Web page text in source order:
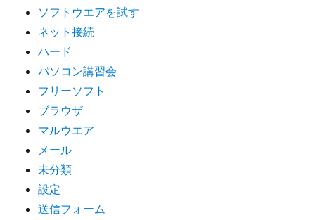
ソフトウエアを試す
ネット接続
ハード
パソコン講習会
フリーソフト
ブラウザ
マルウエア
メール
未分類
設定
送信フォーム